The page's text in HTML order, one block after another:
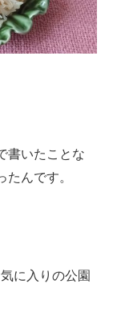
書いたことな
んです。
に入りの公園